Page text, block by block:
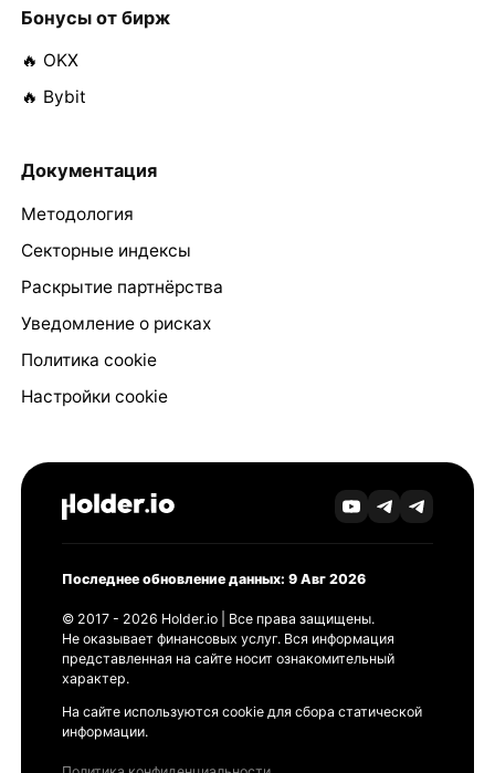
Бонусы от бирж
🔥 OKX
🔥 Bybit
Документация
Методология
Секторные индексы
Раскрытие партнёрства
Уведомление о рисках
Политика cookie
Настройки cookie
Последнее обновление данных: 9 Авг 2026
© 2017 - 2026 Holder.io | Все права защищены.
Не оказывает финансовых услуг. Вся информация
представленная на сайте носит ознакомительный
характер.
На сайте используются cookie для сбора статической
информации.